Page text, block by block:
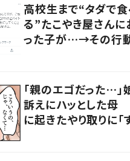
高校生まで“タダで
る”たこやき屋さん
った子が…→その行
「親のエゴだった…」
訴えにハッとした母
に起きたやり取りに「